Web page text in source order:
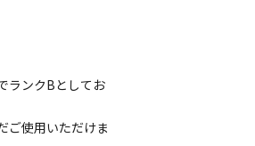
ランクBとしてお
ご使用いただけま